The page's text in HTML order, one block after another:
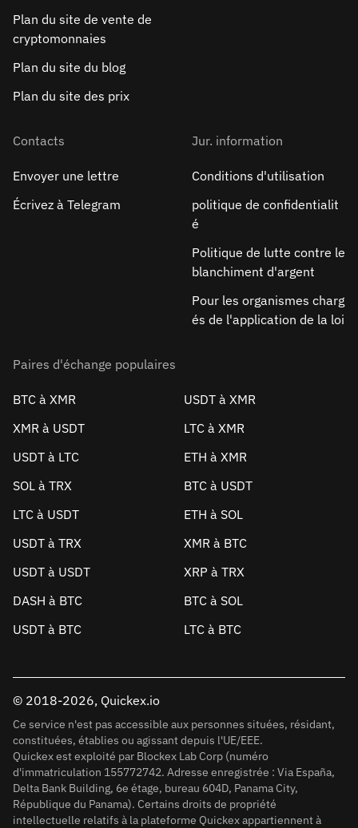
Plan du site de vente de
cryptomonnaies
Plan du site du blog
Plan du site des prix
Contacts
Envoyer une lettre
Écrivez à Telegram
Jur. information
Conditions d'utilisation
politique de confidentialit
é
Politique de lutte contre le
blanchiment d'argent
Pour les organismes charg
és de l'application de la loi
Paires d'échange populaires
BTC à XMR
USDT à XMR
XMR à USDT
LTC à XMR
USDT à LTC
ETH à XMR
SOL à TRX
BTC à USDT
LTC à USDT
ETH à SOL
USDT à TRX
XMR à BTC
USDT à USDT
XRP à TRX
DASH à BTC
BTC à SOL
USDT à BTC
LTC à BTC
© 2018-2026, Quickex.io
Ce service n'est pas accessible aux personnes situées, résidant,
constituées, établies ou agissant depuis l'UE/EEE.
Quickex est exploité par Blockex Lab Corp (numéro
d'immatriculation 155772742. Adresse enregistrée : Via España,
Delta Bank Building, 6e étage, bureau 604D, Panama City,
République du Panama). Certains droits de propriété
intellectuelle relatifs à la plateforme Quickex appartiennent à